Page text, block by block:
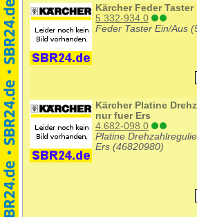
Kärcher Feder Taster
5.332-934.0
Feder Taster Ein/Aus
Kärcher Platine
nur fuer Ers
4.682-098.0
Platine
Ers (46820980)